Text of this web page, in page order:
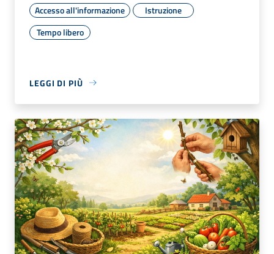
Accesso all'informazione
Istruzione
Tempo libero
LEGGI DI PIÙ